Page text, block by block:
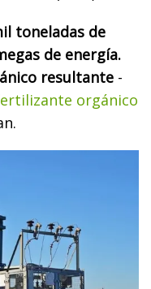
toneladas de
de energía.
resultante -
orgánico